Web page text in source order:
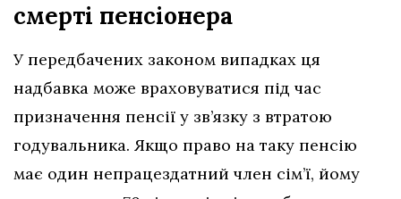
смерті пенсіонера
У передбачених законом випадках ця
надбавка може враховуватися під час
призначення пенсії у зв’язку з втратою
годувальника. Якщо право на таку пенсію
має один непрацездатний член сім’ї, йому